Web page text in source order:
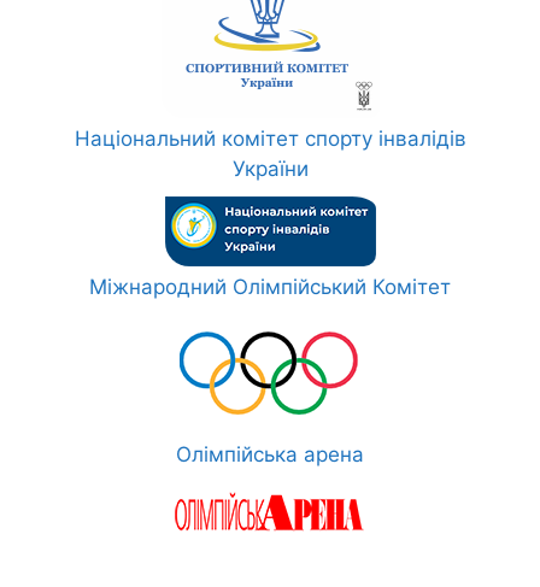
Національний комітет спорту інвалідів
України
Міжнародний Олімпійський Комітет
Олімпійська арена